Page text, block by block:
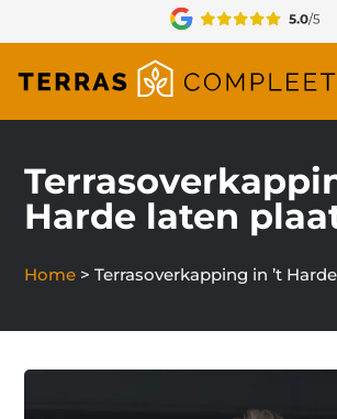
Harde laten
Home >Terrasoverkapping in ’t